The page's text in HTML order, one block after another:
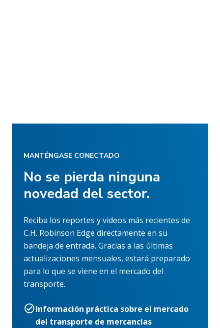
MANTÉNGASE CONECTADO
No se pierda ninguna
novedad del sector.
Reciba los reportes y videos más recientes de
C.H. Robinson Edge directamente en su
bandeja de entrada. Gracias a las últimas
actualizaciones mensuales, estará preparado
para lo que se viene en el mercado del
transporte.
Información práctica sobre el mercado
del transporte de mercancías